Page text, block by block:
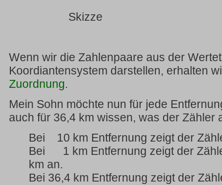
Skizze
Wenn wir die Zahlenpaare aus der
Koordiantensystem darstellen, erhalten
Zuordnung.
Mein Sohn möchte nun für jede
auch für 36,4 km wissen, was der Zähler
Bei 10 km Entfernung zeigt der
Bei 1 km Entfernung zeigt der
km an.
Bei 36,4 km Entfernung zeigt der